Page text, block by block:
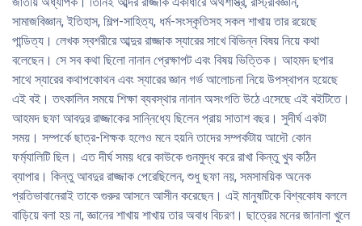
সামাজবিজ্ঞান, ইতিহাস, শিল্প-সাহিত্য, ধর্ম-সংস্কৃতিসহ সকল শাখায় তার রয়েছে
পান্ডিত্য। লেখক স্বশরীরে আব্দুর রাজ্জাক স্যারের সাখে বিভিন্ন বিষয় নিয়ে কথা
বলেছেন। সে সব কথা ছিলো নানান প্রেক্ষাপট এবং বিষয় ভিত্তিক। আহমদ ছপার
সাথে স্যারের কথাপকোথন এবং স্যারের জ্ঞান গর্ভ আলোচনা নিয়ে উপস্থাপন হয়েছে
এই বই। তৎকালিন সময়ে শিক্ষা ব্যবস্থার নানান অসংগতি উঠে এসেছে এই বইটিতে।
আহমদ ছফা আবদুর রাজ্জাকের সান্নিধ্যে ছিলেন প্রায় সাতাশ বছর। সুদীর্ঘ একটা
সময়। সম্পর্কে ছাত্র-শিক্ষক হলেও মনে হয়নি তাদের সম্পর্কটায় আদৌ কোন
ফর্ম্যালিটি ছিল। এত দীর্ঘ সময় ধরে কাউকে গুনমুদ্ধ করে রাখা কিন্তু খুব কঠিন
ব্যাপার। কিন্তু আবদুর রাজ্জাক পেরেছিলেন, শুধু ছফা নয়, সমসাময়িক অনেক
প্রতিভাবানেরাই তাকে গুরুর আসনে আসীন করেছেন। এই মানুষটিকে বিশ্বকোষ বললে
বাড়িয়ে বলা হয় না, জ্ঞানের শাখায় শাখায় তার অবাধ বিচরণ। ছাত্রের মনের জানালা খুলে